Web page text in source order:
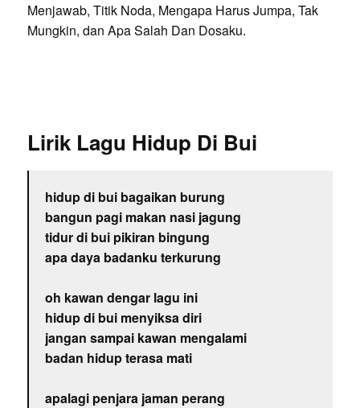
Menjawab, Titik Noda, Mengapa Harus Jumpa, Tak
Mungkin, dan Apa Salah Dan Dosaku.
Lirik Lagu Hidup Di Bui
hidup di bui bagaikan burung
bangun pagi makan nasi jagung
tidur di bui pikiran bingung
apa daya badanku terkurung
oh kawan dengar lagu ini
hidup di bui menyiksa diri
jangan sampai kawan mengalami
badan hidup terasa mati
apalagi penjara jaman perang